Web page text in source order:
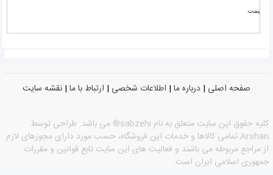
قیمت
صفحه اصلی | درباره ما | اطلاعات شخصی | ارتباط با ما | نقشه سایت
كليه حقوق اين سايت متعلق به نام sabzehi® می باشد. طراحی توسط
Arshan تمامی كالاها و خدمات این فروشگاه، حسب مورد دارای مجوزهای لازم
از مراجع مربوطه می باشند و فعالیت های این سایت تابع قوانین و مقررات
جمهوری اسلامی ایران است.